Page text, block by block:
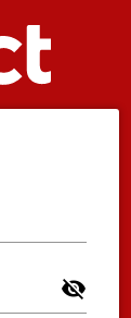
visibility_off